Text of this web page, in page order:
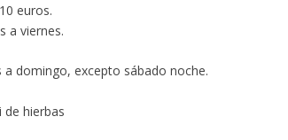
euros.
a viernes.
a domingo, excepto sábado noche.
hierbas